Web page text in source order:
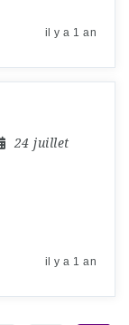
il y a 1 an
24 juillet
il y a 1 an